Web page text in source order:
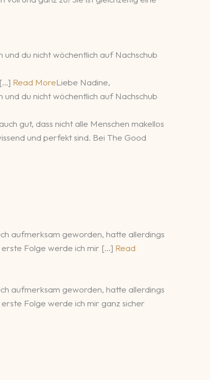
du nicht wöchentlich auf Nachschub
Read MoreLiebe Nadine,
du nicht wöchentlich auf Nachschub
gut, dass nicht alle Menschen makellos
und perfekt sind. Bei The Good
aufmerksam geworden, hatte allerdings
erste Folge werde ich mir […] Read
aufmerksam geworden, hatte allerdings
Folge werde ich mir ganz sicher